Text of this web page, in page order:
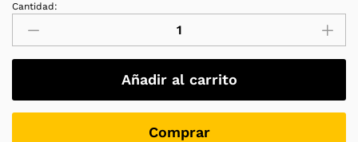
SAI
AEG
Protect
3000VA
Cantidad:
Añadir al carrito
Comprar